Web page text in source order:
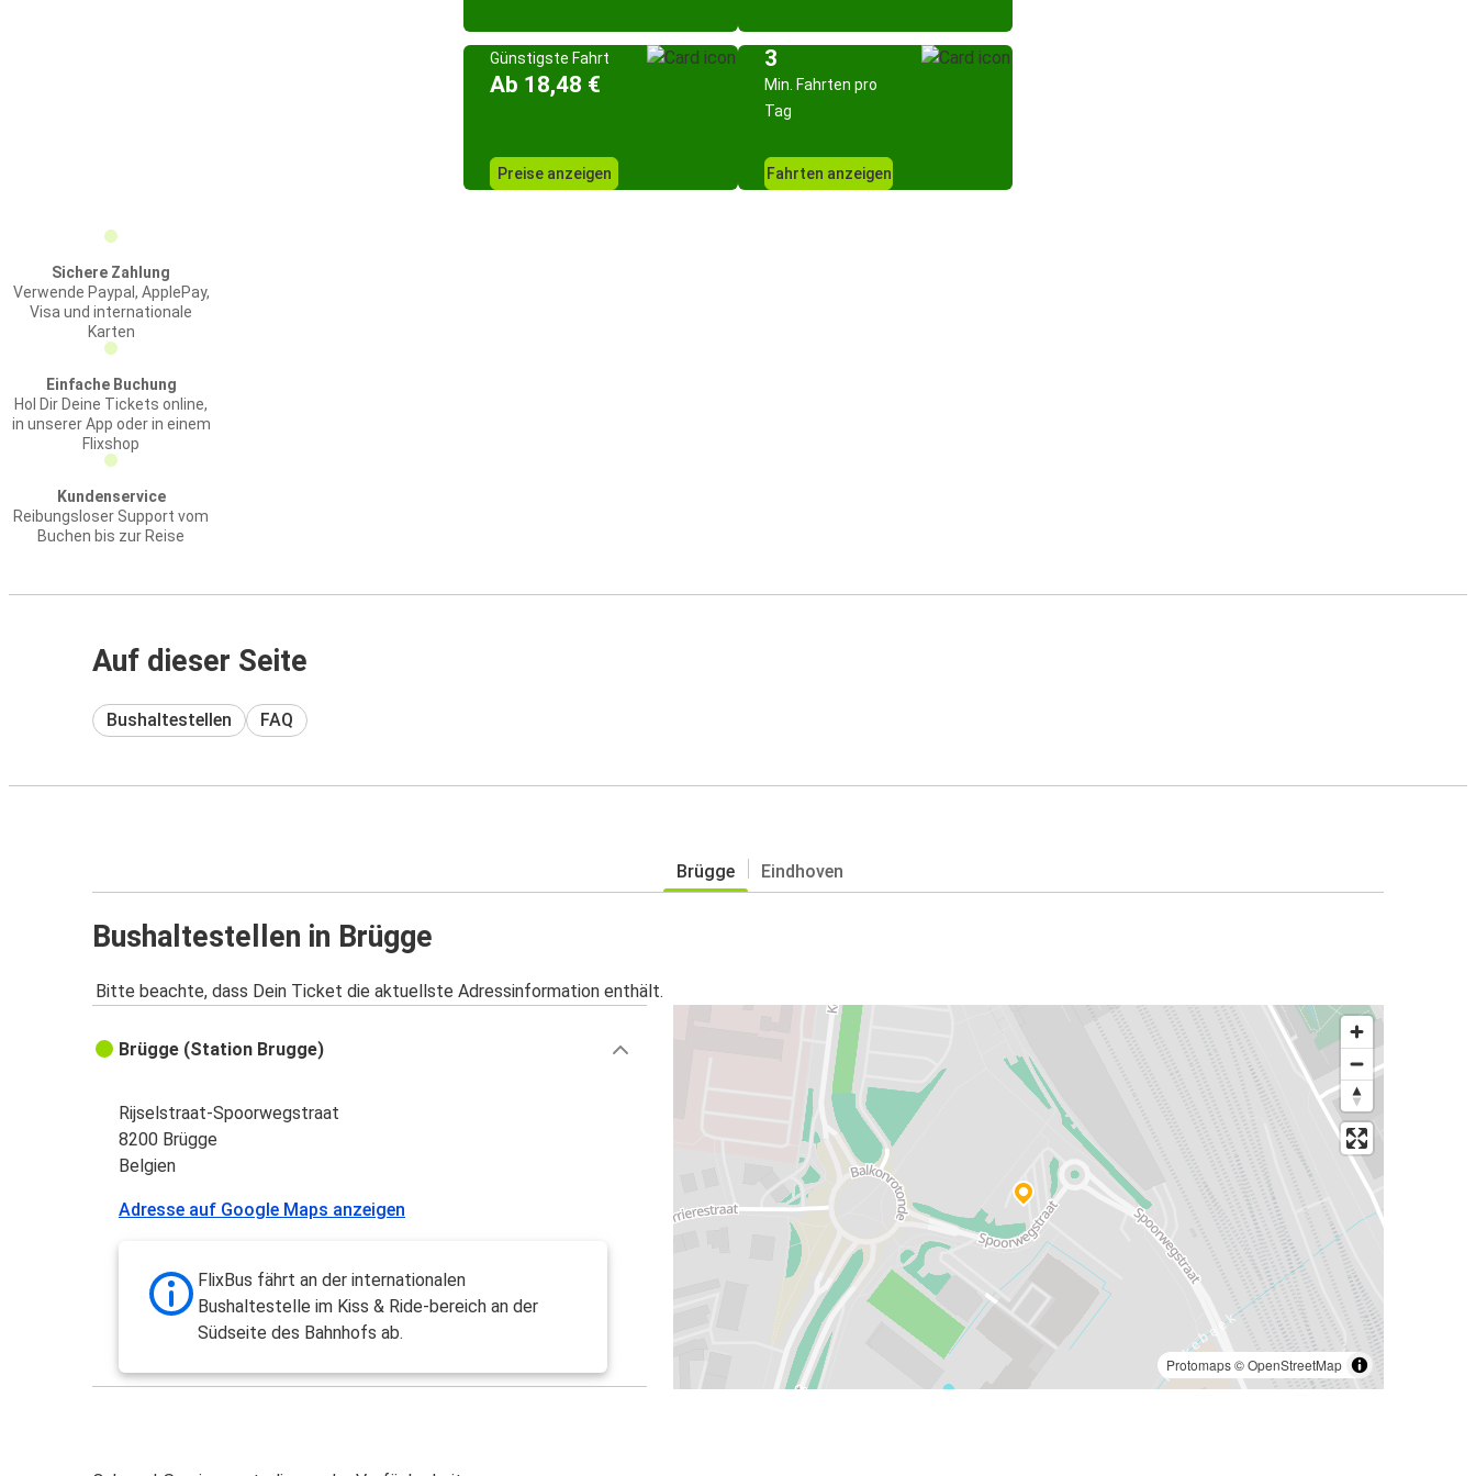
Günstigste Fahrt
Ab 18,48 €
Preise anzeigen
3
Min. Fahrten pro
Tag
Fahrten anzeigen
Sichere Zahlung
Verwende Paypal, ApplePay,
Visa und internationale
Karten
Einfache Buchung
Hol Dir Deine Tickets online,
in unserer App oder in einem
Flixshop
Kundenservice
Reibungsloser Support vom
Buchen bis zur Reise
Auf dieser Seite
Bushaltestellen FAQ
Brügge Eindhoven
Bushaltestellen in Brügge
Bitte beachte, dass Dein Ticket die aktuellste Adressinformation enthält.
Protomaps©OpenStreetMap
Brügge (Station Brugge)
Rijselstraat-Spoorwegstraat
8200 Brügge
Belgien
Adresse auf Google Maps anzeigen
FlixBus fährt an der internationalen
Bushaltestelle im Kiss & Ride-bereich an der
Südseite des Bahnhofs ab.